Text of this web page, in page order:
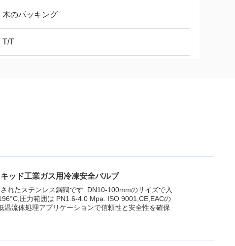
木のパッキング
T/T
ッド工業ガス用冷凍安全バルブ
れたステンレス鋼閥です. DN10-100mmのサイズで入
圧力範囲は PN1.6-4.0 Mpa. ISO 9001,CE,EACの
流体処理アプリケーションで信頼性と安全性を確保